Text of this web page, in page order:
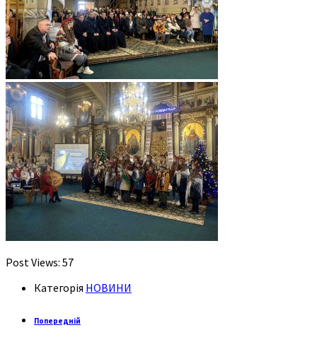
Post Views: 57
Категорія НОВИНИ
Попередній